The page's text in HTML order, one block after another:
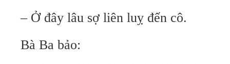
– Ở đây lâu sợ liên luỵ đến cô.
Bà Ba bảo: